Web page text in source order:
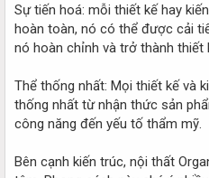
Sự tiến hoá: mỗi thiết kế hay
hoàn toàn, nó có thể được cải
nó hoàn chỉnh và trở thành thiết
Thể thống nhất: Mọi thiết kế và
thống nhất từ nhận thức sản
công năng đến yếu tố thẩm mỹ.
Bên cạnh kiến trúc, nội thất